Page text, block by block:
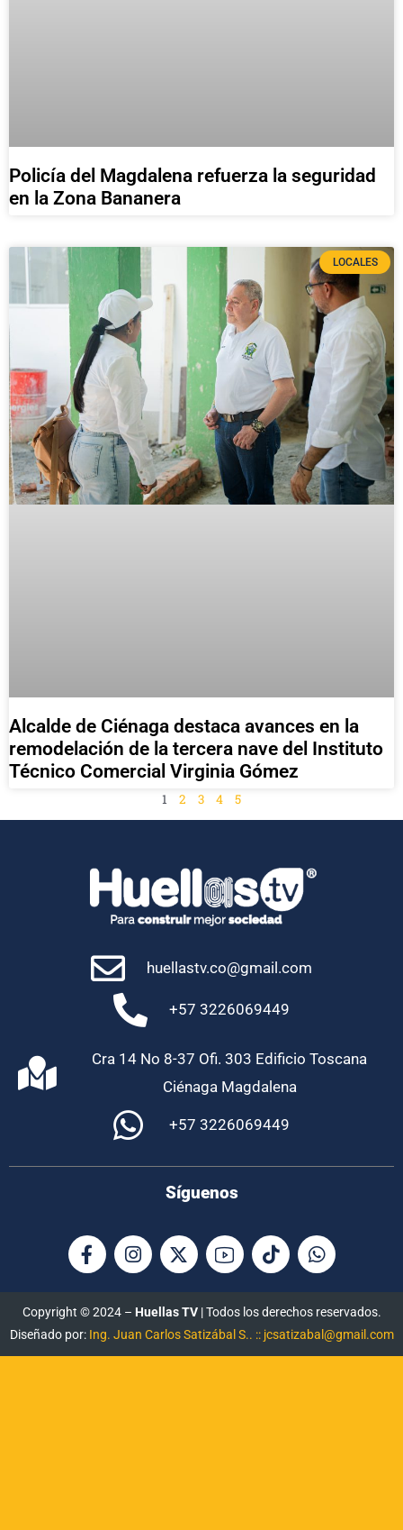
Policía del Magdalena refuerza la seguridad
en la Zona Bananera
LOCALES
Alcalde de Ciénaga destaca avances en la
remodelación de la tercera nave del Instituto
Técnico Comercial Virginia Gómez
1 2 3 4 5
huellastv.co@gmail.com
+57 3226069449
Cra 14 No 8-37 Ofi. 303 Edificio Toscana
Ciénaga Magdalena
+57 3226069449
Síguenos
Copyright © 2024 – Huellas TV| Todos los derechos reservados.
Diseñado por: Ing. Juan Carlos Satizábal S.. :: jcsatizabal@gmail.com